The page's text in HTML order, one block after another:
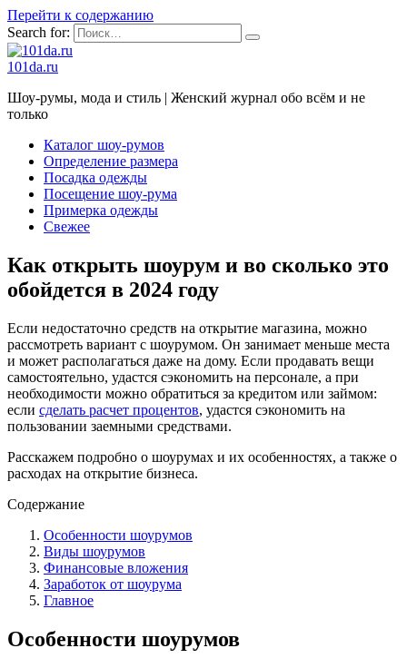
Перейти к содержанию
Search for:
101da.ru
Шоу-румы, мода и стиль | Женский журнал обо всём и не
только
Каталог шоу-румов
Определение размера
Посадка одежды
Посещение шоу-рума
Примерка одежды
Свежее
Как открыть шоурум и во сколько это
обойдется в 2024 году
Если недостаточно средств на открытие магазина, можно
рассмотреть вариант с шоурумом. Он занимает меньше места
и может располагаться даже на дому. Если продавать вещи
самостоятельно, удастся сэкономить на персонале, а при
необходимости можно обратиться за кредитом или займом:
если сделать расчет процентов, удастся сэкономить на
пользовании заемными средствами.
Расскажем подробно о шоурумах и их особенностях, а также о
расходах на открытие бизнеса.
Содержание
Особенности шоурумов
Виды шоурумов
Финансовые вложения
Заработок от шоурума
Главное
Особенности шоурумов